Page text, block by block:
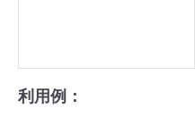
利用例：